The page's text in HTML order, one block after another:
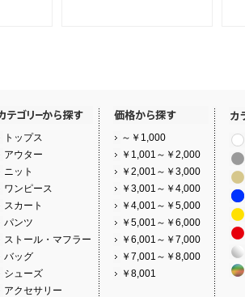
トップス
アウター
ニット
ワンピース
スカート
パンツ
ストール・マフラー
バッグ
シューズ
アクセサリー
～￥1,000
￥1,001～￥2,000
￥2,001～￥3,000
￥3,001～￥4,000
￥4,001～￥5,000
￥5,001～￥6,000
￥6,001～￥7,000
￥7,001～￥8,000
￥8,001